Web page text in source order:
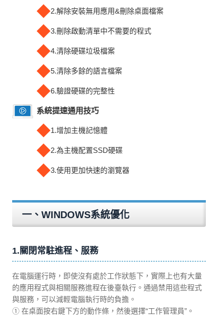
◆2.解除安裝無用應用&刪除桌面檔案
◆3.刪除啟動清單中不需要的程式
◆4.清除硬碟垃圾檔案
◆5.清除多餘的語言檔案
◆6.驗證硬碟的完整性
系統提速通用技巧
◆1.增加主機記憶體
◆2.為主機配置SSD硬碟
◆3.使用更加快速的瀏覽器
一、WINDOWS系統優化
1.關閉常駐進程、服務
在電腦運行時，即使沒有處於工作狀態下，實際上也有大量
的應用程式與相關服務進程在後臺執行。通過禁用這些程式
與服務，可以減輕電腦執行時的負擔。
① 在桌面按右鍵下方的動作條，然後選擇“工作管理員”。